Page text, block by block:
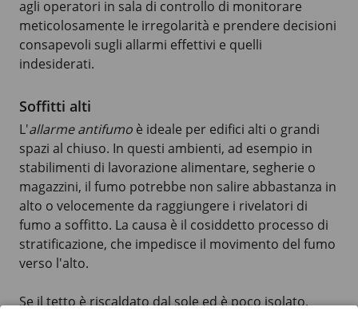
agli operatori in sala di controllo di monitorare
meticolosamente le irregolarità e prendere decisioni
consapevoli sugli allarmi effettivi e quelli
indesiderati.
Soffitti alti
L'allarme antifumo è ideale per edifici alti o grandi
spazi al chiuso. In questi ambienti, ad esempio in
stabilimenti di lavorazione alimentare, segherie o
magazzini, il fumo potrebbe non salire abbastanza in
alto o velocemente da raggiungere i rivelatori di
fumo a soffitto. La causa è il cosiddetto processo di
stratificazione, che impedisce il movimento del fumo
verso l'alto.
Se il tetto è riscaldato dal sole ed è poco isolato,